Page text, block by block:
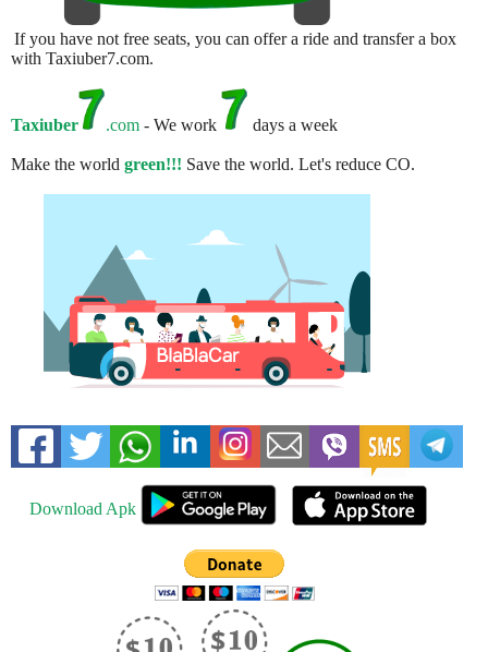
If you have not free seats, you can offer a ride and transfer a box
with Taxiuber7.com.
Taxiuber .com - We work days a week
Make the world green!!! Save the world. Let's reduce CO.
Download Apk